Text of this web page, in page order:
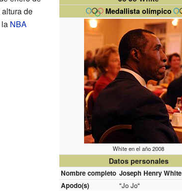
Medallista olímpico
White en el año 2008
Datos personales
Nombre completo Joseph Henry White
Apodo(s)
"Jo Jo"
de
NBA